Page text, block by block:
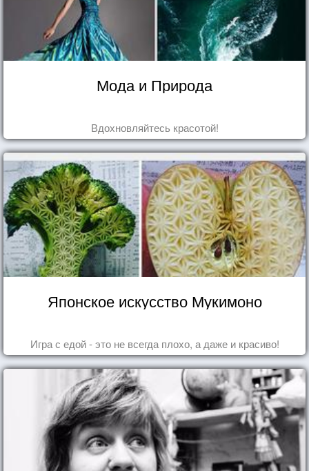
Мода и Природа
Вдохновляйтесь красотой!
Японское искусство Мукимоно
Игра с едой - это не всегда плохо, а даже и красиво!